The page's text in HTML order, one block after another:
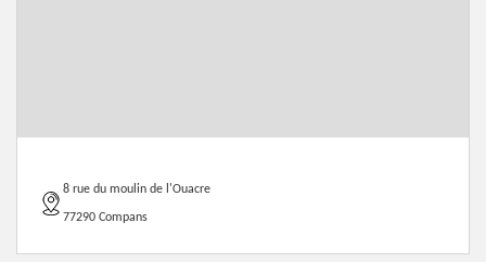
8 rue du moulin de l'Ouacre
77290 Compans